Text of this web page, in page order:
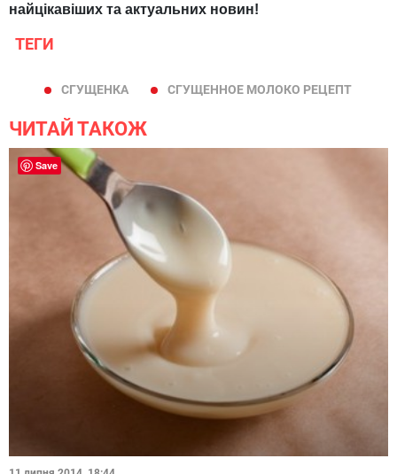
найцікавіших та актуальних новин!
ТЕГИ
СГУЩЕНКА СГУЩЕННОЕ МОЛОКО РЕЦЕПТ
ЧИТАЙ ТАКОЖ
Save